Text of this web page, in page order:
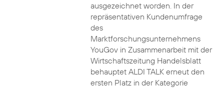
ausgezeichnet worden. In der
repräsentativen Kundenumfrage
des
Marktforschungsunternehmens
YouGov in Zusammenarbeit mit der
Wirtschaftszeitung Handelsblatt
behauptet ALDI TALK erneut den
ersten Platz in der Kategorie